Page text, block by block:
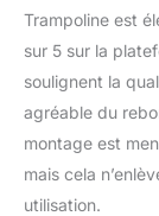
Trampoline est
sur 5 sur la
soulignent la
agréable du
montage est
mais cela
utilisation.